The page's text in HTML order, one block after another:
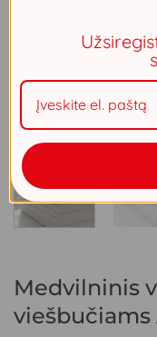
Medvilninis
viešbučiams